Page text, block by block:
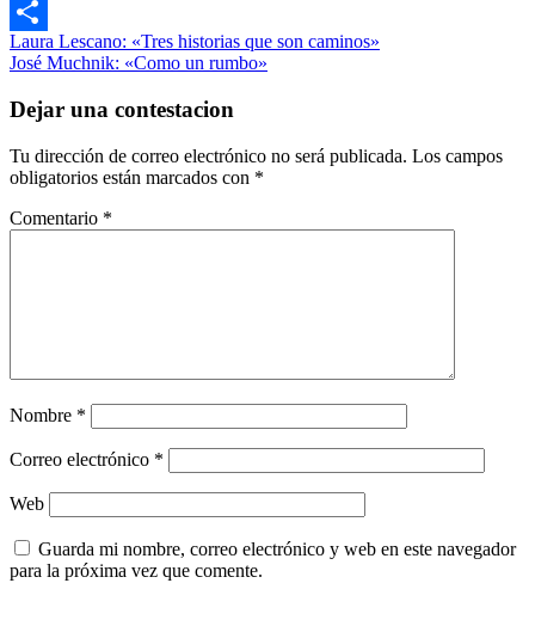
Email
Compartir
Artes
Visuales
Navegación
de
entradas
Entrada
anterior:
Laura Lescano: «Tres historias que son caminos»
Siguiente
José Muchnik: «Como un rumbo»
Dejar una contestacion
Tu dirección de correo electrónico no será publicada. Los campos
obligatorios están marcados con *
Comentario *
Nombre *
Correo electrónico *
Web
Guarda mi nombre, correo electrónico y web en este navegador
para la próxima vez que comente.